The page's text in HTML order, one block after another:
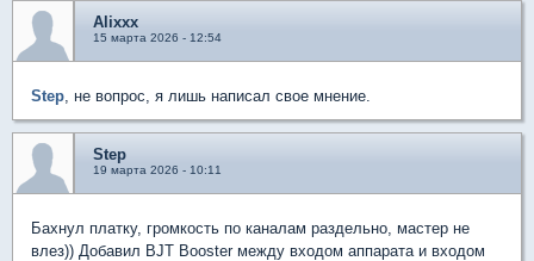
Alixxx
15 марта 2026 - 12:54
Step , не вопрос, я лишь написал свое мнение.
Step
19 марта 2026 - 10:11
Бахнул платку, громкость по каналам раздельно, мастер не
влез)) Добавил BJT Booster между входом аппарата и входом